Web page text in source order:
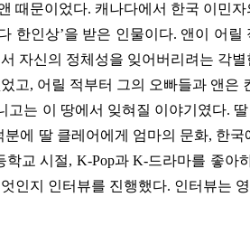
때문이었다. 캐나다에서 한국 이민자
한인상’을 받은 인물이다. 앤이 어릴
자신의 정체성을 잊어버리려는 각
고, 어릴 적부터 그의 오빠들과 앤은
고는 이 땅에서 잊혀질 이야기였다.
분에 딸 클레어에게 엄마의 문화, 한국
학교 시절, K-Pop과K-드라마를 좋아
인지 인터뷰를 진행했다. 인터뷰는